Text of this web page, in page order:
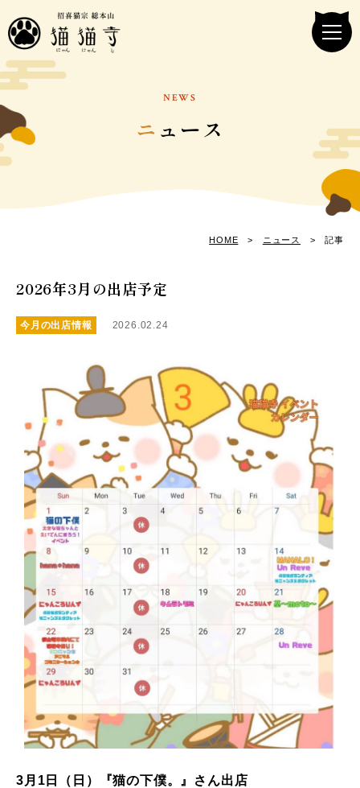
NEWS
ニ ュース
HOME > ニュース > 記事
2026年3月の出店予定
今月の出店情報 2026.02.24
3月1日（日）『猫の下僕。』さん出店